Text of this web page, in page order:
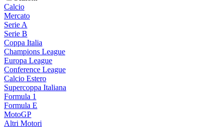
Calcio
Mercato
Serie A
Serie B
Coppa Italia
Champions League
Europa League
Conference League
Calcio Estero
Supercoppa Italiana
Formula 1
Formula E
MotoGP
Altri Motori